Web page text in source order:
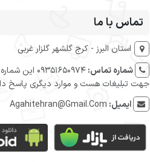
تماس با ما
استان البرز - کرج گلشهر گلزار غربی
شماره تماس:
09351650974
جهت تبلیغات هست و موارد دیگری پاسخ
ایمیل: Agahitehran@Gmail.Com